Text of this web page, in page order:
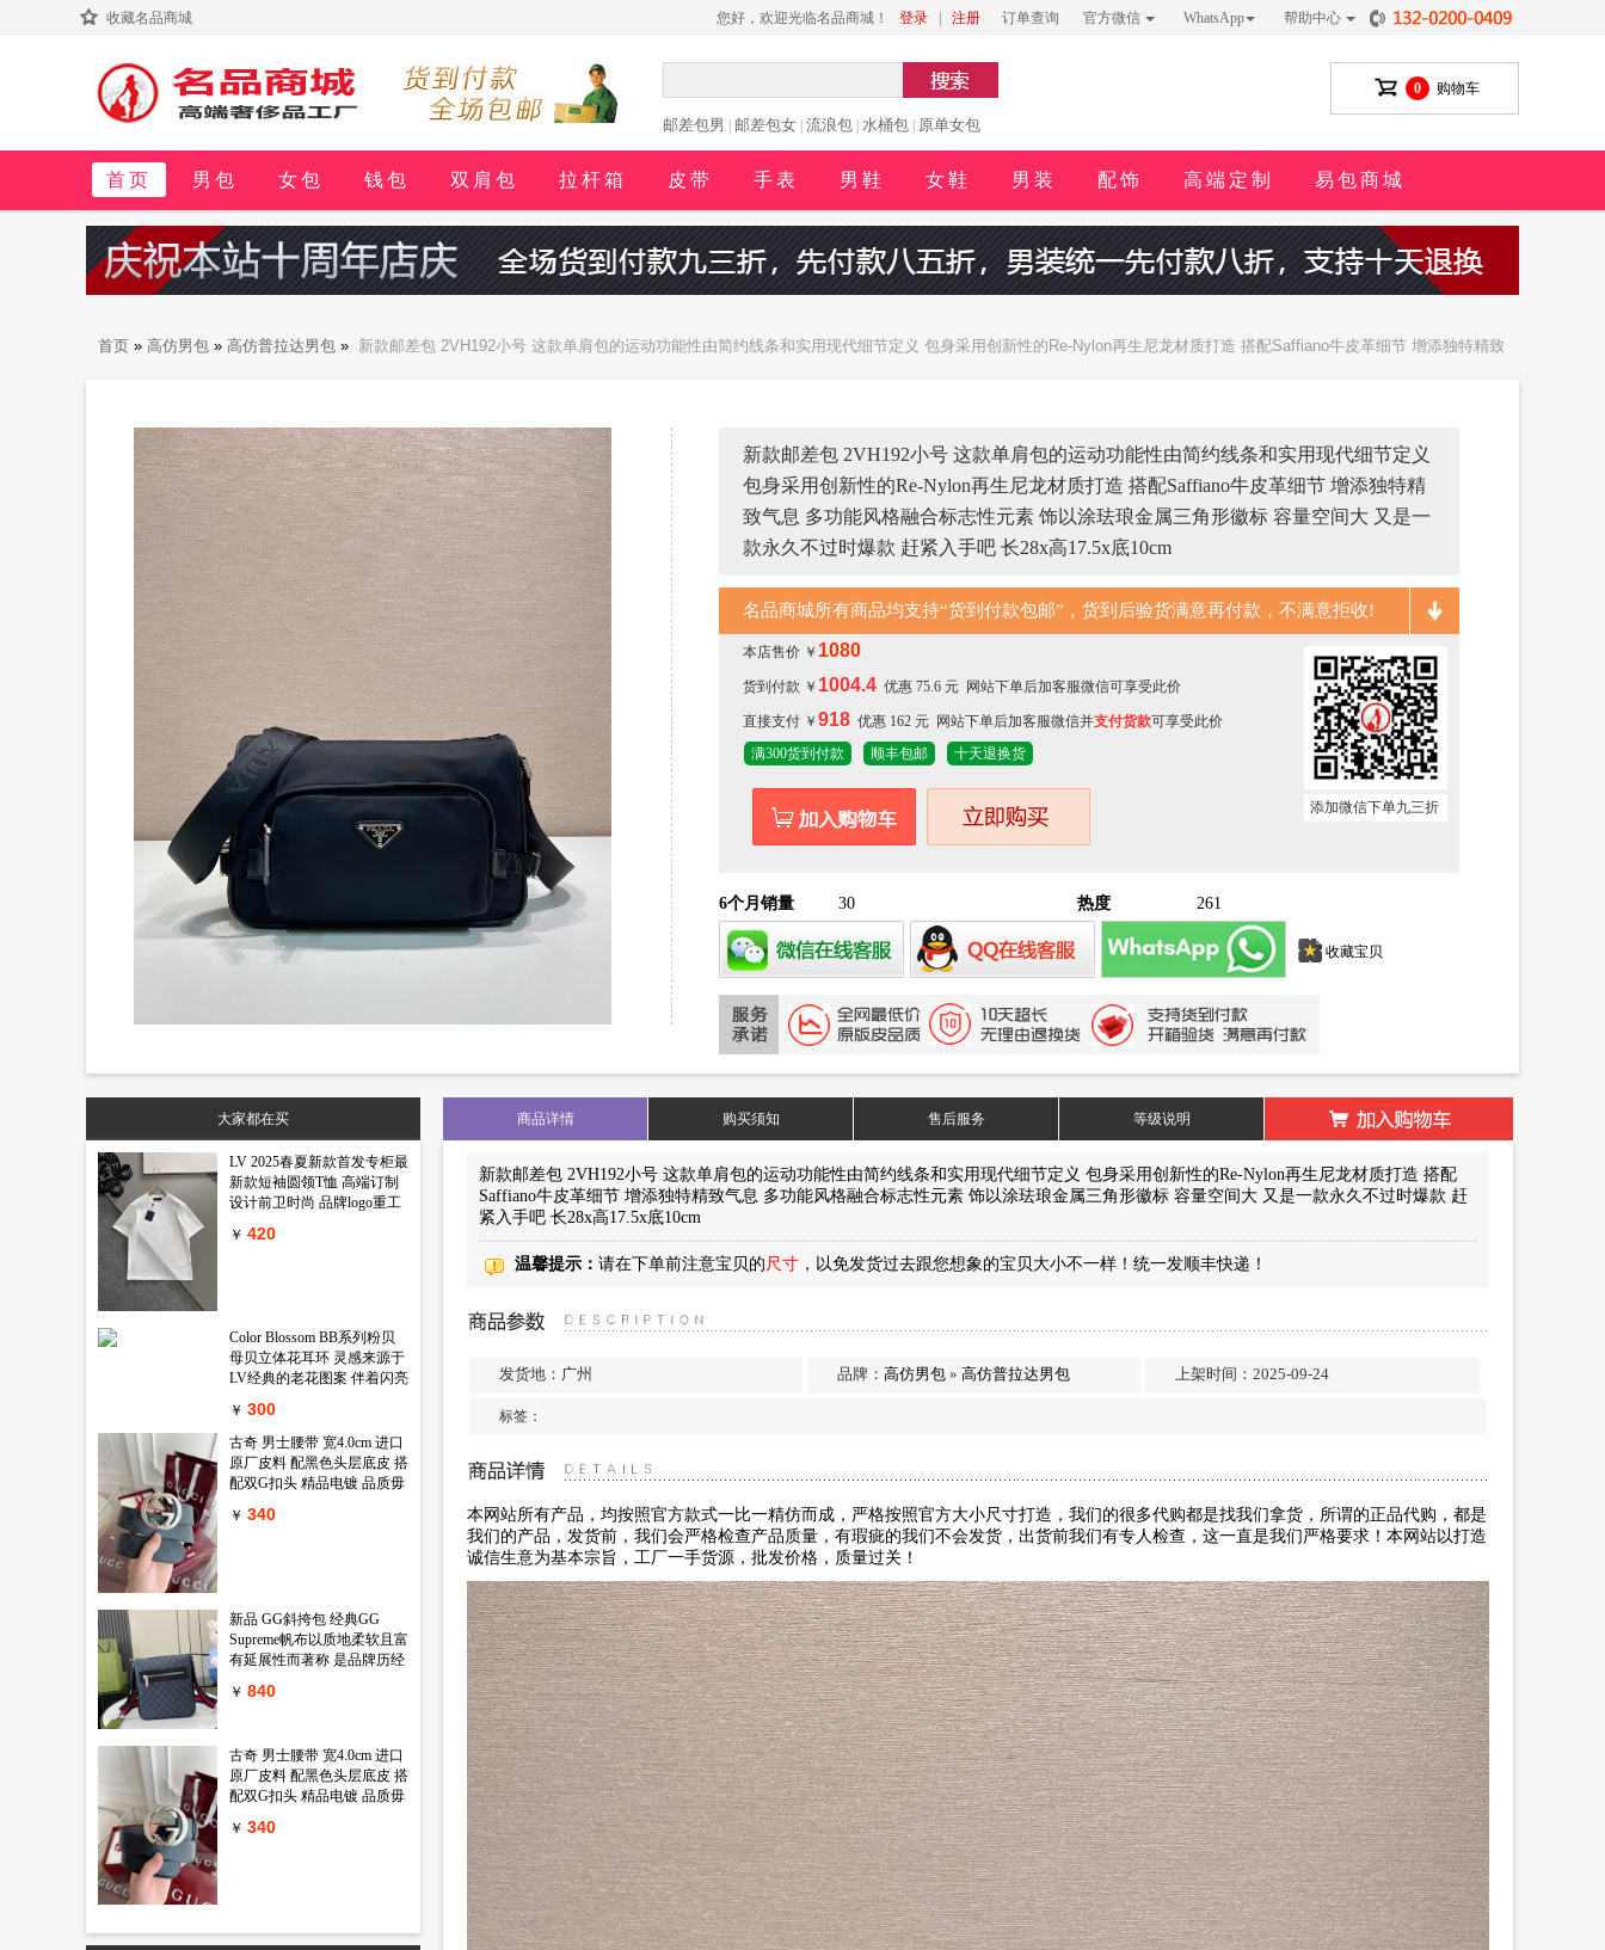
收藏名品商城 您好，欢迎光临名品商城！ 登录 注册 订单查询 官方微信 WhatsApp 帮助中心
邮差包男 邮差包女 流浪包 水桶包 原单女包
购物车
0
首页 男包 女包 钱包 双肩包 拉杆箱 皮带 手表 男鞋 女鞋 男装 配饰 高端定制 易包商城
首页 » 高仿男包 » 高仿普拉达男包 » 新款邮差包 2VH192小号 这款单肩包的运动功能性由简约线条和实用现代细节定义 包身采用创新性的Re-Nylon再生尼龙材质打造 搭配Saffiano牛皮革细节 增添独特精致
原单普拉达男包 高仿普拉达男包 原版普拉达男包
新款邮差包 2VH192小号 这款单肩包的运动功能性由简约线条和实用现代细节定义
包身采用创新性的Re-Nylon再生尼龙材质打造 搭配Saffiano牛皮革细节 增添独特精
致气息 多功能风格融合标志性元素 饰以涂珐琅金属三角形徽标 容量空间大 又是一
款永久不过时爆款 赶紧入手吧 长28x高17.5x底10cm
名品商城所有商品均支持“货到付款包邮”，货到后验货满意再付款，不满意拒收!
本店售价 ￥ 1080
货到付款 ￥ 1004.4 优惠 75.6 元 网站下单后加客服微信可享受此价
直接支付 ￥ 918 优惠 162 元 网站下单后加客服微信并支付货款可享受此价
满300货到付款
顺丰包邮 十天退换货
添加微信下单九三折
6个月销量 30 热度 261
收藏宝贝
大家都在买
LV 2025春夏新款首发专柜最
新款短袖圆领T恤 高端订制
设计前卫时尚 品牌logo重工
面料.手感柔软.穿着舒适.专
￥ 420
Color Blossom BB系列粉贝
母贝立体花耳环 灵感来源于
LV经典的老花图案 伴着闪亮
鲜花在天然母贝上绽放出璀
璨的淡粉金光 链条上还镶嵌
一颗闪耀的小钻石 绝对的气
质款 心动只在一瞬间
￥ 300
古奇 男士腰带 宽4.0cm 进口
原厂皮料 配黑色头层底皮 搭
配双G扣头 精品电镀 品质毋
装 送礼自用首选
￥ 340
新品 GG斜挎包 经典GG
Supreme帆布以质地柔软且富
有延展性而著称 是品牌历经
面料之一 该面料以超细纤维
魅力 同色调皮革滚边令整个
廓形愈发丰满 典藏条纹织带
则为整个设计注入一抹亮色
黑色GG Supreme帆布 黑色皮
￥ 840
古奇 男士腰带 宽4.0cm 进口
原厂皮料 配黑色头层底皮 搭
配双G扣头 精品电镀 品质毋
装 送礼自用首选
￥ 340
商品详情 购买须知 售后服务 等级说明
新款邮差包 2VH192小号 这款单肩包的运动功能性由简约线条和实用现代细节定义 包身采用创新性的Re-Nylon再生尼龙材质打造 搭配
Saffiano牛皮革细节 增添独特精致气息 多功能风格融合标志性元素 饰以涂珐琅金属三角形徽标 容量空间大 又是一款永久不过时爆款 赶
紧入手吧 长28x高17.5x底10cm
温馨提示： 请在下单前注意宝贝的 尺寸 ，以免发货过去跟您想象的宝贝大小不一样！统一发顺丰快递！
发货地：广州
品牌：高仿男包 »高仿普拉达男包
上架时间：2025-09-24
标签：
本网站所有产品，均按照官方款式一比一精仿而成，严格按照官方大小尺寸打造，我们的很多代购都是找我们拿货，所谓的正品代购，都是
我们的产品，发货前，我们会严格检查产品质量，有瑕疵的我们不会发货，出货前我们有专人检查，这一直是我们严格要求！本网站以打造
诚信生意为基本宗旨，工厂一手货源，批发价格，质量过关！